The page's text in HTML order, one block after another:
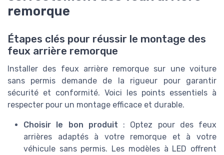
remorque
Étapes clés pour réussir le montage des
feux arrière remorque
Installer des feux arrière remorque sur une voiture
sans permis demande de la rigueur pour garantir
sécurité et conformité. Voici les points essentiels à
respecter pour un montage efficace et durable.
Choisir le bon produit : Optez pour des feux
arrières adaptés à votre remorque et à votre
véhicule sans permis. Les modèles à LED offrent